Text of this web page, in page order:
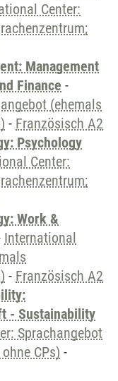
Center:
Management
Finance -
(ehemals
- Französisch A2
Psychology
Center:
Work &
International
- Französisch A2
- Sustainability
Sprachangebot
CPs) -